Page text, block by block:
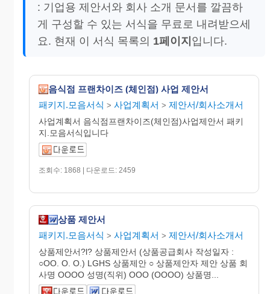
: 기업용 제안서와 회사 소개 문서를 깔끔하
게 구성할 수 있는 서식을 무료로 내려받으세
요. 현재 이 서식 목록의 1페이지 입니다.
음식점 프랜차이즈 (체인점) 사업 제안서
패키지.모음서식 > 사업계획서 > 제안서/회사소개서
사업계획서 음식점프랜차이즈(체인점)사업제안서 패키
지.모음서식입니다
조회수: 1868 | 다운로드: 2459
상품 제안서
패키지.모음서식 > 사업계획서 > 제안서/회사소개서
상품제안서?l? 상품제안서 (상품공급회사 작성일자 :
○OO. O. O.) LGHS 상품제안 ○ 상품제안자 제안 상품 회
사명 OOOO 성명(직위) OOO (OOOO) 상품명...